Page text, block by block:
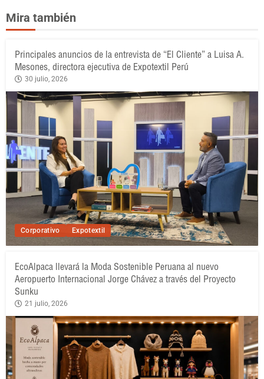
Mira también
Corporativo Expotextil
Principales anuncios de la entrevista de “El Cliente” a Luisa A.
Mesones, directora ejecutiva de Expotextil Perú
30 julio, 2026
EcoAlpaca llevará la Moda Sostenible Peruana al nuevo
Aeropuerto Internacional Jorge Chávez a través del Proyecto
Sunku
21 julio, 2026